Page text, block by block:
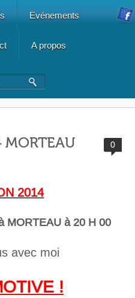
Evénements
A propos
0
2014
MORTEAU à 20 H 00
avec moi
!